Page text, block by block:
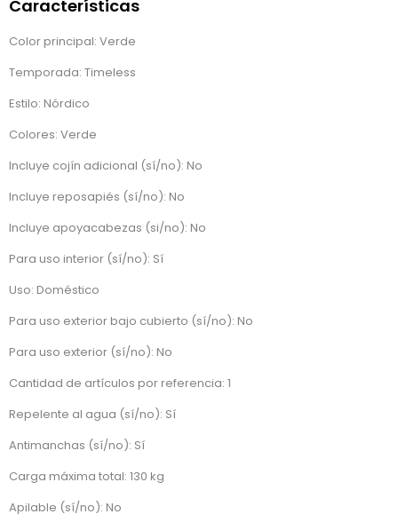
Características
Color principal: Verde
Temporada: Timeless
Estilo: Nórdico
Colores: Verde
Incluye cojín adicional (sí/no): No
Incluye reposapiés (sí/no): No
Incluye apoyacabezas (si/no): No
Para uso interior (sí/no): Sí
Uso: Doméstico
Para uso exterior bajo cubierto (sí/no): No
Para uso exterior (sí/no): No
Cantidad de artículos por referencia: 1
Repelente al agua (sí/no): Sí
Antimanchas (sí/no): Sí
Carga máxima total: 130 kg
Apilable (sí/no): No